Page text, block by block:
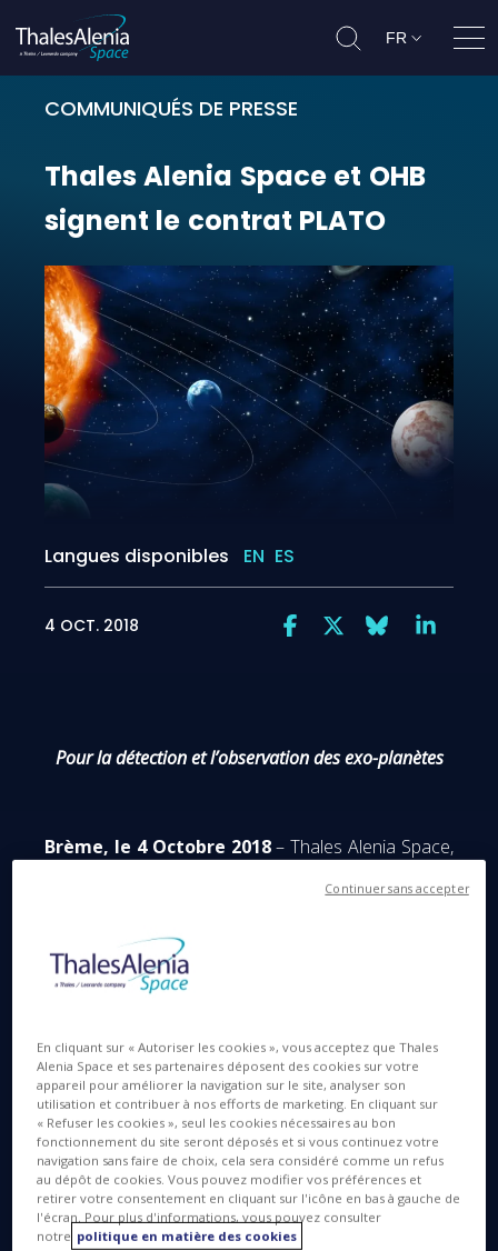
FR
COMMUNIQUÉS DE PRESSE
Thales Alenia Space et OHB
ThalesAlenia Space et OHB
signent le contrat PLATO
Langues disponibles EN ES
4 OCT. 2018
Pour la détection et l’observation des exo-planètes
Brème, le 4 Octobre 2018– Thales Alenia Space,
(33 %) annonce avoir signé ce jour un contrat avec
l’Agence Spatiale Européenne PLATO (PLAnetary
Transits and Oscillations of stars). OHB System AG
scientifique de moyenne catégorie (M3) du
Programme Cosmic Vision de l’ESA, après SOLAR
ORBITER (M1), EUCLID (M2) et avant ARIEL (M4).
Son objectif est d’identifier et caractériser les
systèmes planétaires, en particulier ceux ayant des
caractéristiques proches du système solaire et
comportant des planètes situées dans la zone
En cliquant sur « Autoriser les cookies », vous acceptez que Thales
Alenia Space et ses partenaires déposent des cookies sur votre
appareil pour améliorer la navigation sur le site, analyser son
utilisation et contribuer à nos efforts de marketing. En cliquant sur
« Refuser les cookies », seul les cookies nécessaires au bon
fonctionnement du site seront déposés et si vous continuez votre
navigation sans faire de choix, cela sera considéré comme un refus
au dépôt de cookies. Vous pouvez modifier vos préférences et
retirer votre consentement en cliquant sur l'icône en bas à gauche de
l'écran. Pour plus d'informations, vous pouvez consulter
notre politique en matière des cookies
Continuer sans accepter